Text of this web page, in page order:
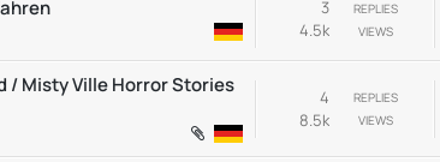
REPLIES
3
VIEWS
4.5k
/ Misty Ville Horror Stories
REPLIES
4
VIEWS
8.5k